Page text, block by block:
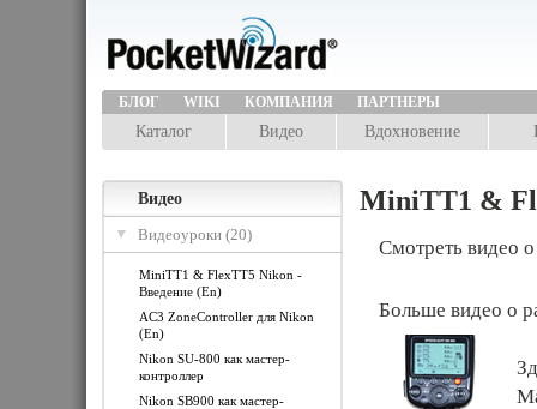
БЛОГ WIKI КОМПАНИЯ ПАРТНЕРЫ
Каталог Видео Вдохновение
Видео
Видеоуроки (20)
MiniTT1 & FlexTT5 Nikon -
Введение (En)
AC3 ZoneController для Nikon
(En)
Nikon SU-800 как мастер-
контроллер
Nikon SB900 как мастер-
MiniTT1 &
Смотреть видео
Больше видео о